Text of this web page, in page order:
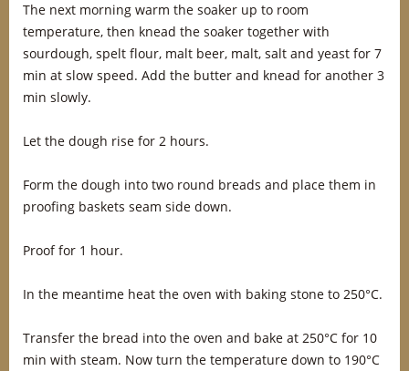
The next morning warm the soaker up to room
temperature, then knead the soaker together with
sourdough, spelt flour, malt beer, malt, salt and yeast for 7
min at slow speed. Add the butter and knead for another 3
min slowly.
Let the dough rise for 2 hours.
Form the dough into two round breads and place them in
proofing baskets seam side down.
Proof for 1 hour.
In the meantime heat the oven with baking stone to 250°C.
Transfer the bread into the oven and bake at 250°C for 10
min with steam. Now turn the temperature down to 190°C